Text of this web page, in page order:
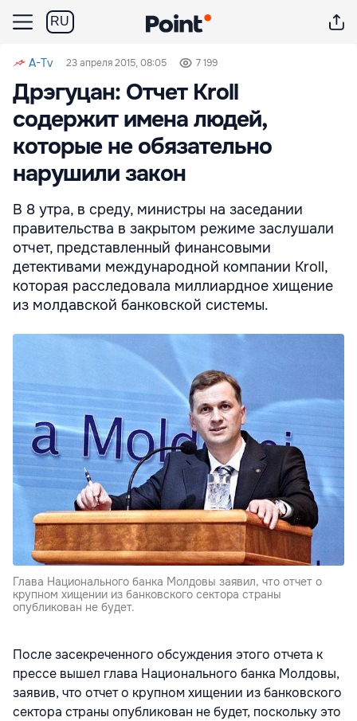
RU
A-Tv 23 апреля 2015, 08:05 7 199
Дрэгуцан: Отчет Kroll
содержит имена людей,
которые не обязательно
нарушили закон
В 8 утра, в среду, министры на заседании
правительства в закрытом режиме заслушали
отчет, представленный финансовыми
детективами международной компании Kroll,
которая расследовала миллиардное хищение
из молдавской банковской системы.
Глава Национального банка Молдовы заявил, что отчет о
крупном хищении из банковского сектора страны
опубликован не будет.
После засекреченного обсуждения этого отчета к
прессе вышел глава Национального банка Молдовы,
заявив, что отчет о крупном хищении из банковского
сектора страны опубликован не будет, поскольку это